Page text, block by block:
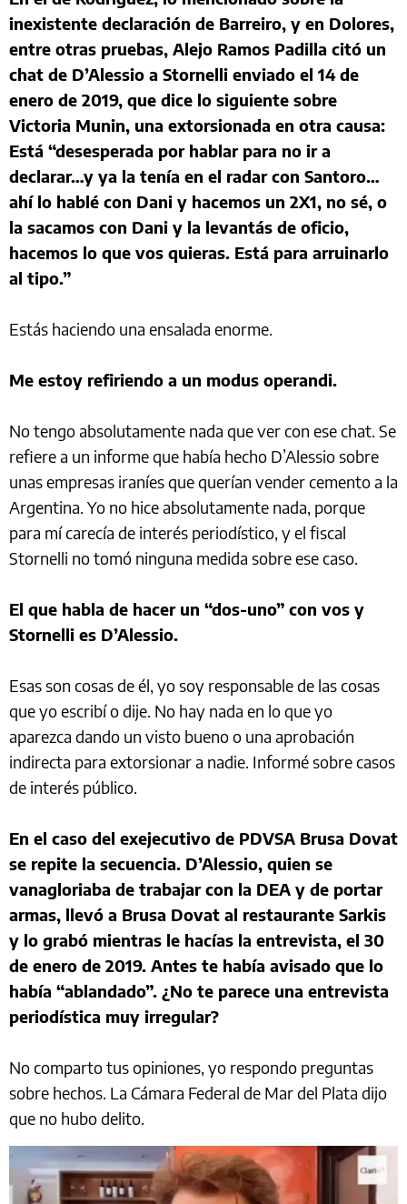
inexistente declaración de Barreiro, y en Dolores,
entre otras pruebas, Alejo Ramos Padilla citó un
chat de D’Alessio a Stornelli enviado el 14 de
enero de 2019, que dice lo siguiente sobre
Victoria Munin, una extorsionada en otra causa:
Está “desesperada por hablar para no ir a
declarar…y ya la tenía en el radar con Santoro…
ahí lo hablé con Dani y hacemos un 2X1, no sé, o
la sacamos con Dani y la levantás de oficio,
hacemos lo que vos quieras. Está para arruinarlo
al tipo.”
Estás haciendo una ensalada enorme.
Me estoy refiriendo a un modus operandi.
No tengo absolutamente nada que ver con ese chat. Se
refiere a un informe que había hecho D’Alessio sobre
unas empresas iraníes que querían vender cemento a la
Argentina. Yo no hice absolutamente nada, porque
para mí carecía de interés periodístico, y el fiscal
Stornelli no tomó ninguna medida sobre ese caso.
El que habla de hacer un “dos-uno” con vos y
Stornelli es D’Alessio.
Esas son cosas de él, yo soy responsable de las cosas
que yo escribí o dije. No hay nada en lo que yo
aparezca dando un visto bueno o una aprobación
indirecta para extorsionar a nadie. Informé sobre casos
de interés público.
En el caso del exejecutivo de PDVSA Brusa Dovat
se repite la secuencia. D’Alessio, quien se
vanagloriaba de trabajar con la DEA y de portar
armas, llevó a Brusa Dovat al restaurante Sarkis
y lo grabó mientras le hacías la entrevista, el 30
de enero de 2019. Antes te había avisado que lo
había “ablandado”. ¿No te parece una entrevista
periodística muy irregular?
No comparto tus opiniones, yo respondo preguntas
sobre hechos. La Cámara Federal de Mar del Plata dijo
que no hubo delito.